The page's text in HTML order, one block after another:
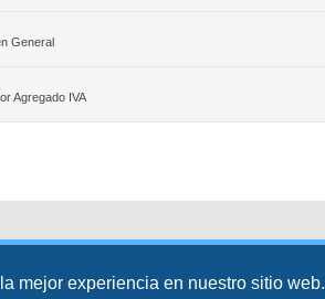
mejor experiencia en nuestro sitio web.
General
Agregado IVA